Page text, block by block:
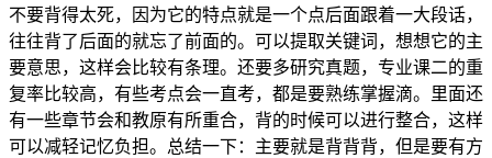
不要背得太死，因为它的特点就是一个点后面跟着一大段话，
往往背了后面的就忘了前面的。可以提取关键词，想想它的主
要意思，这样会比较有条理。还要多研究真题，专业课二的重
复率比较高，有些考点会一直考，都是要熟练掌握滴。里面还
有一些章节会和教原有所重合，背的时候可以进行整合，这样
可以减轻记忆负担。总结一下：主要就是背背背，但是要有方